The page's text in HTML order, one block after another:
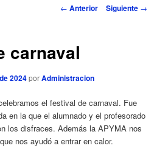
N
g
c
ó
n
d
e
← Anterior Siguiente →
carnaval
2024porAdministracion
el festival de carnaval. Fue
en la que el alumnado y el profesorado
los disfraces. Además la APYMA nos
nos ayudó a entrar en calor.